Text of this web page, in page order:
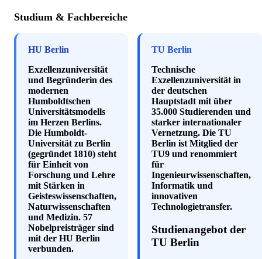
Studium & Fachbereiche
HU Berlin
Exzellenzuniversität
und Begründerin des
modernen
Humboldtschen
Universitätsmodells
im Herzen Berlins.
Die Humboldt-
Universität zu Berlin
(gegründet 1810) steht
für Einheit von
Forschung und Lehre
mit Stärken in
Geisteswissenschaften,
Naturwissenschaften
und Medizin. 57
Nobelpreisträger sind
mit der HU Berlin
verbunden.
TU Berlin
Technische
Exzellenzuniversität in
der deutschen
Hauptstadt mit über
35.000 Studierenden und
starker internationaler
Vernetzung. Die TU
Berlin ist Mitglied der
TU9 und renommiert
für
Ingenieurwissenschaften,
Informatik und
innovativen
Technologietransfer.
Studienangebot der
TU Berlin